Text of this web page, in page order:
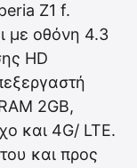
Z1 f.
με οθόνη 4.3
HD
2GB,
και 4G/ LTE.
και προς